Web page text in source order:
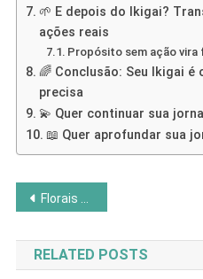
🌱 E depois do Ikigai?
ações reais
Propósito sem ação
🌈 Conclusão: Seu Ikigai é
precisa
💫 Quer continuar sua
📖 Quer aprofundar sua
Navegação
de
Post
Florais de Bach: como usar para equilíbrio emocional
RELATED POSTS